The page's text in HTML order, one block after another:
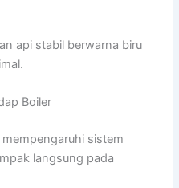
api stabil berwarna biru
Boiler
sistem
langsung pada